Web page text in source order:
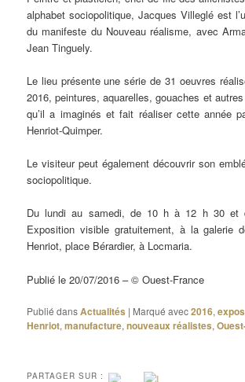
alphabet sociopolitique, Jacques Villeglé est
du manifeste du Nouveau réalisme, avec
Jean Tinguely.
Le lieu présente une série de 31 oeuvres
2016, peintures, aquarelles, gouaches et
qu’il a imaginés et fait réaliser cette année
Henriot-Quimper.
Le visiteur peut également découvrir son
sociopolitique.
Du lundi au samedi, de 10 h à 12 h 30
Exposition visible gratuitement, à la galerie
Henriot, place Bérardier, à Locmaria.
Publié le 20/07/2016 – © Ouest-France
Publié dansActualités | Marqué avec2016,
Henriot,manufacture,nouveaux réalistes,
PARTAGER SUR :